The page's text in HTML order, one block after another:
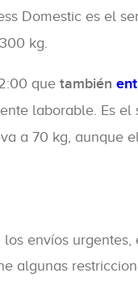
Domestic es el
kg.
que también
laborable. Es
a 70 kg, aunque
envíos
algunas